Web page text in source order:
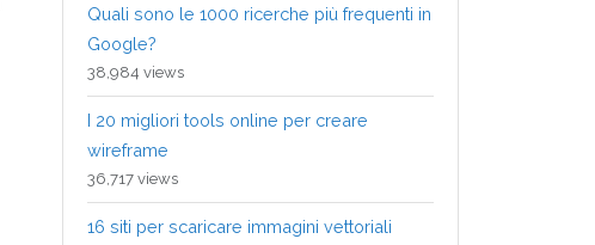
Quali sono le 1000 ricerche più frequenti in
Google?
38,984 views
I 20 migliori tools online per creare
wireframe
36,717 views
16 siti per scaricare immagini vettoriali